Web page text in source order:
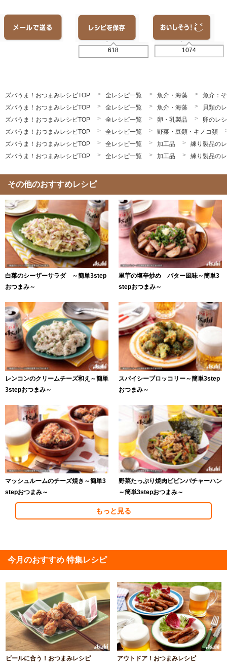
618 1074
ズバうま！おつまみレシピTOP 全レシピ一覧 魚介・海藻
魚介：
ズバうま！おつまみレシピTOP
全レシピ一覧 魚介・海藻
貝類の
ズバうま！おつまみレシピTOP
全レシピ一覧 卵・乳製品
卵のレ
ズバうま！おつまみレシピTOP
全レシピ一覧
野菜・豆類・キノコ類
ズバうま！おつまみレシピTOP
全レシピ一覧 加工品
練り製品の
ズバうま！おつまみレシピTOP
全レシピ一覧 加工品 練り製品の
その他のおすすめレシピ
白菜のシーザーサラダ ～簡単3step
おつまみ～
里芋の塩辛炒め バター風味～簡単3
stepおつまみ～
レンコンのクリームチーズ和え～簡単
3stepおつまみ～
スパイシーブロッコリー～簡単3step
おつまみ～
マッシュルームのチーズ焼き～簡単3
stepおつまみ～
野菜たっぷり焼肉ビビンバチャーハン
～簡単3stepおつまみ～
もっと見る
今月のおすすめ 特集レシピ
ビールに合う！おつまみレシピ アウトドア！おつまみレシピ